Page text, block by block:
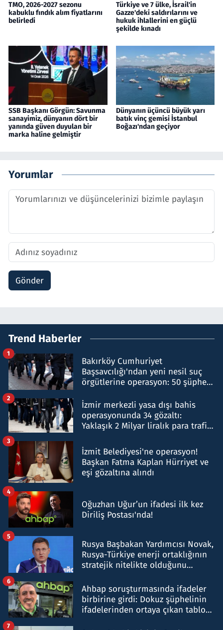
TMO, 2026-2027 sezonu
kabuklu fındık alım fiyatlarını
belirledi
Türkiye ve 7 ülke, İsrail'in
Gazze'deki saldırılarını ve
hukuk ihlallerini en güçlü
şekilde kınadı
SSB Başkanı Görgün: Savunma
sanayimiz, dünyanın dört bir
yanında güven duyulan bir
marka haline gelmiştir
Dünyanın üçüncü büyük yarı
batık vinç gemisi İstanbul
Boğazı'ndan geçiyor
Yorumlar
Gönder
Trend Haberler
Bakırköy Cumhuriyet
Başsavcılığı'ndan yeni nesil suç
örgütlerine operasyon: 50 şüpheli
1
İzmir merkezli yasa dışı bahis
operasyonunda 34 gözaltı:
Yaklaşık 2 Milyar liralık para trafiği
2
İzmit Belediyesi'ne operasyon!
Başkan Fatma Kaplan Hürriyet ve
eşi gözaltına alındı
3
Oğuzhan Uğur’un ifadesi ilk kez
Diriliş Postası'nda!
4
Rusya Başbakan Yardımcısı Novak,
Rusya-Türkiye enerji ortaklığının
stratejik nitelikte olduğunu
5
Ahbap soruşturmasında ifadeler
birbirine girdi: Dokuz şüphelinin
ifadelerinden ortaya çıkan tablo
6
7